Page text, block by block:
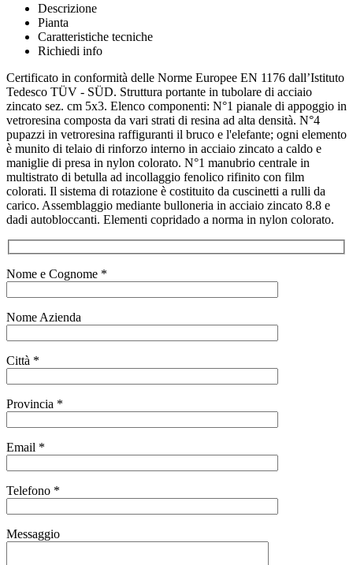
Descrizione
Pianta
Caratteristiche tecniche
Richiedi info
Certificato in conformità delle Norme Europee EN 1176 dall’Istituto
Tedesco TÜV - SÜD. Struttura portante in tubolare di acciaio
zincato sez. cm 5x3. Elenco componenti: N°1 pianale di appoggio in
vetroresina composta da vari strati di resina ad alta densità. N°4
pupazzi in vetroresina raffiguranti il bruco e l'elefante; ogni elemento
è munito di telaio di rinforzo interno in acciaio zincato a caldo e
maniglie di presa in nylon colorato. N°1 manubrio centrale in
multistrato di betulla ad incollaggio fenolico rifinito con film
colorati. Il sistema di rotazione è costituito da cuscinetti a rulli da
carico. Assemblaggio mediante bulloneria in acciaio zincato 8.8 e
dadi autobloccanti. Elementi copridado a norma in nylon colorato.
Nome e Cognome *
Nome Azienda
Città *
Provincia *
Email *
Telefono *
Messaggio